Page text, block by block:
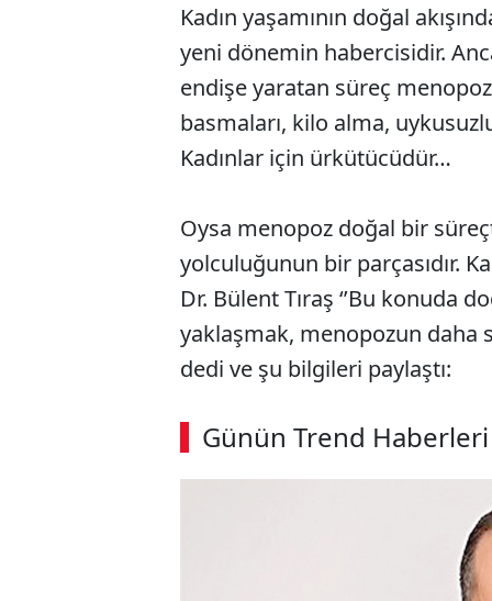
Kadın yaşamının doğal
yeni dönemin habercisidir.
endişe yaratan süreç
basmaları, kilo alma,
Kadınlar için ürkütücüdür…
Oysa menopoz doğal bir
yolculuğunun bir parçasıdır.
Dr. Bülent Tıraş ‘’Bu konuda
yaklaşmak, menopozun daha
dedi ve şu bilgileri paylaştı:
Günün Trend Haberleri
00:03 / 02:14